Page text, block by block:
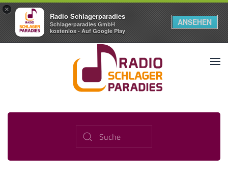
×
Radio Schlagerparadies
Schlagerparadies GmbH
kostenlos - Auf Google Play
ANSEHEN